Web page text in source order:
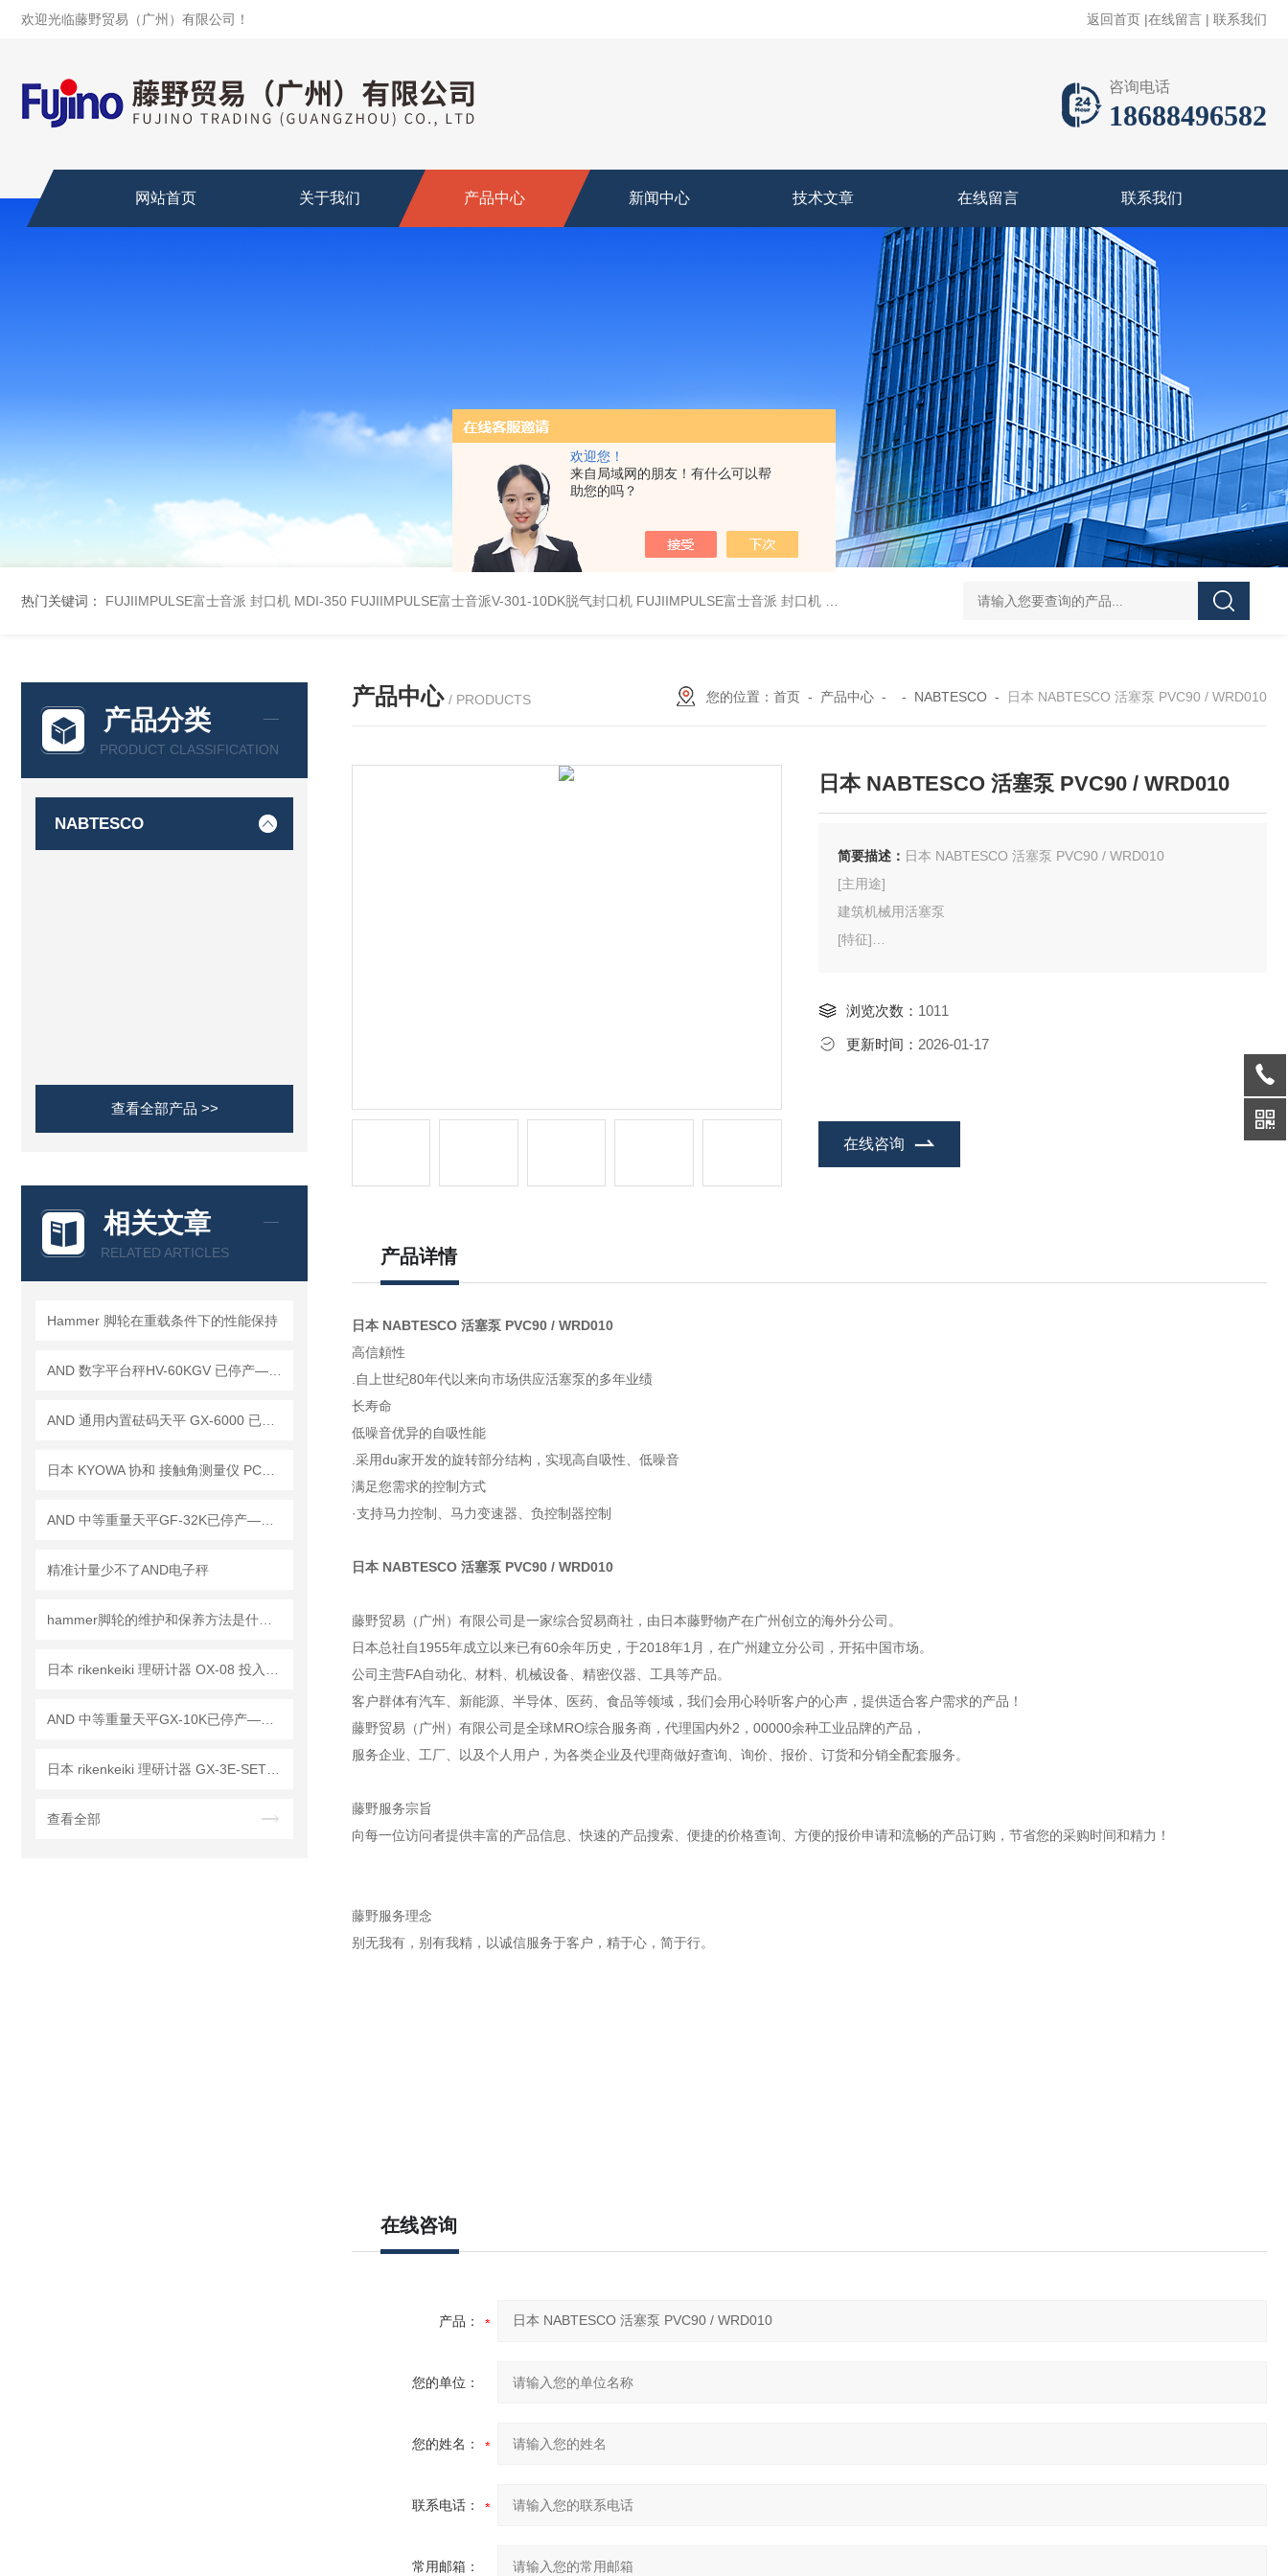
欢迎您！
来自局域网的朋友！有什么可以帮
助您的吗？
欢迎光临藤野贸易（广州）有限公司！ 返回首页 |在线留言 | 联系我们
咨询电话
18688496582
网站首页 关于我们 产品中心 新闻中心 技术文章 在线留言 联系我们
热门关键词： FUJIIMPULSE富士音派 封口机 MDI-350 FUJIIMPULSE富士音派V-301-10DK脱气封口机 FUJIIMPULSE富士音派 封口机 P-200 FUJ川IIMPULSE 富士音派 封口机 FA-600-5 FUJIIMPULSE富士音派
产品分类
PRODUCT CLASSIFICATION
NABTESCO
查看全部产品 >>
相关文章
RELATED ARTICLES
Hammer 脚轮在重载条件下的性能保持
精准计量少不了AND电子秤
查看全部
产品中心 / PRODUCTS 您的位置： 首页 - 产品中心 - - NABTESCO - 日本 NABTESCO 活塞泵 PVC90 / WRD010
日本 NABTESCO 活塞泵 PVC90 / WRD010
简要描述： 日本 NABTESCO 活塞泵 PVC90 / WRD010
[主用途]
建筑机械用活塞泵
[特征]
浏览次数： 1011
更新时间： 2026-01-17
在线咨询
产品详情
日本 NABTESCO 活塞泵 PVC90 / WRD010
高信頼性
.自上世纪80年代以来向市场供应活塞泵的多年业绩
长寿命
低噪音优异的自吸性能
.采用du家开发的旋转部分结构，实现高自吸性、低噪音
满足您需求的控制方式
·支持马力控制、马力变速器、负控制器控制
日本 NABTESCO 活塞泵 PVC90 / WRD010
藤野贸易（广州）有限公司是一家综合贸易商社，由日本藤野物产在广州创立的海外分公司。
日本总社自1955年成立以来已有60余年历史，于2018年1月，在广州建立分公司，开拓中国市场。
公司主营FA自动化、材料、机械设备、精密仪器、工具等产品。
客户群体有汽车、新能源、半导体、医药、食品等领域，我们会用心聆听客户的心声，提供适合客户需求的产品！
藤野贸易（广州）有限公司是全球MRO综合服务商，代理国内外2，00000余种工业品牌的产品，
服务企业、工厂、以及个人用户，为各类企业及代理商做好查询、询价、报价、订货和分销全配套服务。
藤野服务宗旨
向每一位访问者提供丰富的产品信息、快速的产品搜索、便捷的价格查询、方便的报价申请和流畅的产品订购，节省您的采购时间和精力！
藤野服务理念
别无我有，别有我精，以诚信服务于客户，精于心，简于行。
在线咨询
产品：
您的单位：
您的姓名：
联系电话：
常用邮箱：